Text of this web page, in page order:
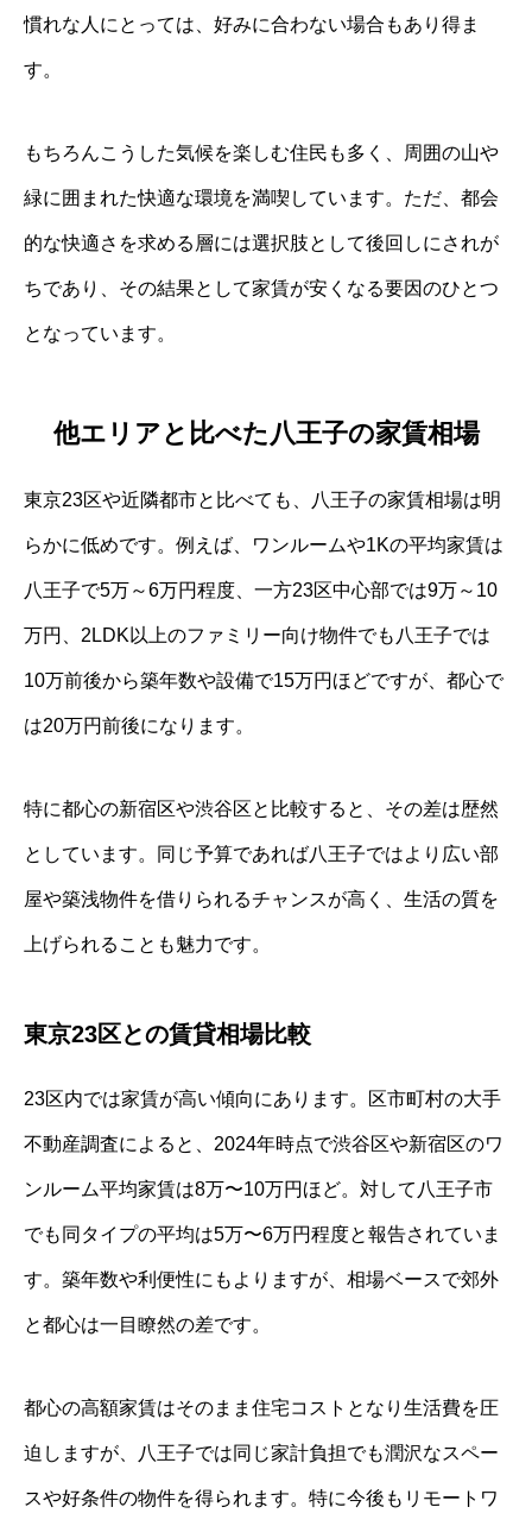
慣れな人にとっては、好みに合わない場合もあり得ま
す。
もちろんこうした気候を楽しむ住民も多く、周囲の山や
緑に囲まれた快適な環境を満喫しています。ただ、都会
的な快適さを求める層には選択肢として後回しにされが
ちであり、その結果として家賃が安くなる要因のひとつ
となっています。
他エリアと比べた八王子の家賃相場
東京23区や近隣都市と比べても、八王子の家賃相場は明
らかに低めです。例えば、ワンルームや1Kの平均家賃は
八王子で5万～6万円程度、一方23区中心部では9万～10
万円、2LDK以上のファミリー向け物件でも八王子では
10万前後から築年数や設備で15万円ほどですが、都心で
は20万円前後になります。
特に都心の新宿区や渋谷区と比較すると、その差は歴然
としています。同じ予算であれば八王子ではより広い部
屋や築浅物件を借りられるチャンスが高く、生活の質を
上げられることも魅力です。
東京23区との賃貸相場比較
23区内では家賃が高い傾向にあります。区市町村の大手
不動産調査によると、2024年時点で渋谷区や新宿区のワ
ンルーム平均家賃は8万〜10万円ほど。対して八王子市
でも同タイプの平均は5万〜6万円程度と報告されていま
す。築年数や利便性にもよりますが、相場ベースで郊外
と都心は一目瞭然の差です。
都心の高額家賃はそのまま住宅コストとなり生活費を圧
迫しますが、八王子では同じ家計負担でも潤沢なスペー
スや好条件の物件を得られます。特に今後もリモートワ